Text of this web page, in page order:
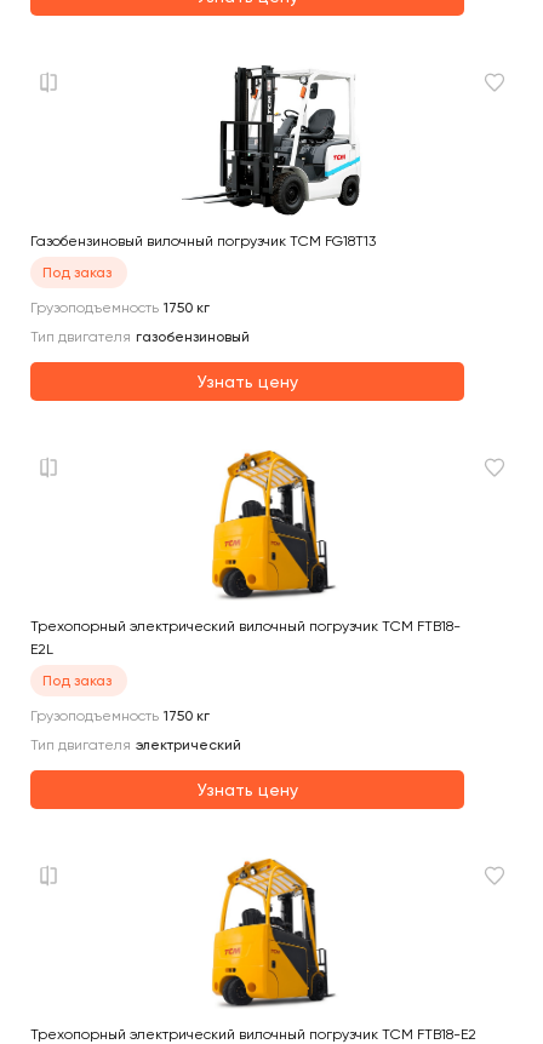
Газобензиновый вилочный погрузчик TCM FG18T13
Под заказ
Грузоподъемность 1750 кг
Тип двигателя газобензиновый
Узнать цену
Трехопорный электрический вилочный погрузчик TCM FTB18-
E2L
Под заказ
Грузоподъемность 1750 кг
Тип двигателя электрический
Узнать цену
Трехопорный электрический вилочный погрузчик TCM FTB18-E2